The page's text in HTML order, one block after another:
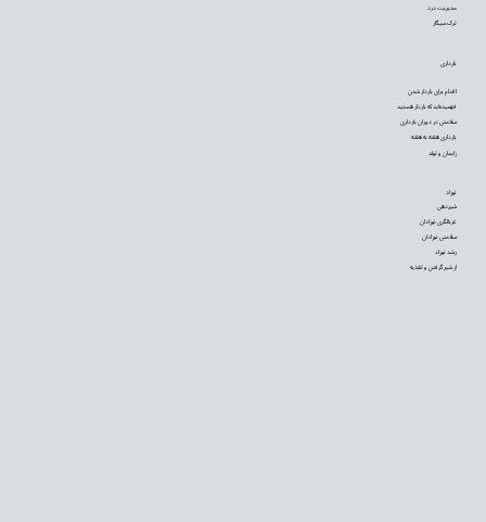
نوزاد
شیردهی
غربالگری نوزادان
سلامتی نوزادان
رشد نوزاد
از شیر گرفتن و تغذیه
بارداری
اقدام برای باردار شدن
فهمیده‌اید که باردار هستید
سلامتی در دوران بارداری
بارداری هفته به هفته
زایمان و تولد
مدیریت درد
ترک سیگار